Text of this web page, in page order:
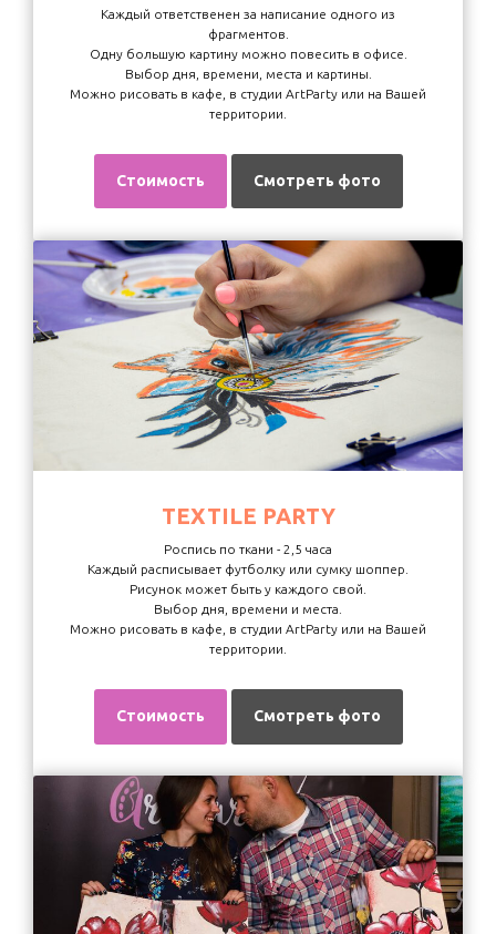
Каждый ответственен за написание одного из
фрагментов.
Одну большую картину можно повесить в офисе.
Выбор дня, времени, места и картины.
Можно рисовать в кафе, в студии ArtParty или на Вашей
территории.
Стоимость Смотреть фото
TEXTILE PARTY
Роспись по ткани - 2,5 часа
Каждый расписывает футболку или сумку шоппер.
Рисунок может быть у каждого свой.
Выбор дня, времени и места.
Можно рисовать в кафе, в студии ArtParty или на Вашей
территории.
Стоимость Смотреть фото